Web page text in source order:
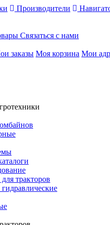
Производители
Связаться с нами
заказы Моя корзина Мои
тракторов